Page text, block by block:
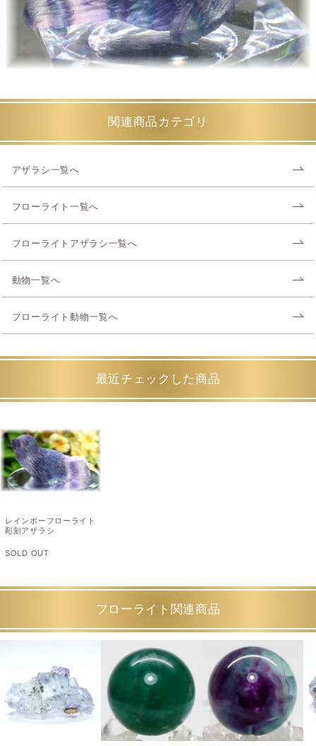
関連商品カテゴリ
アザラシ一覧へ
フローライト一覧へ
フローライトアザラシ一覧へ
動物一覧へ
フローライト動物一覧へ
最近チェックした商品
レインボーフローライト
彫刻アザラシ
SOLD OUT
フローライト関連商品